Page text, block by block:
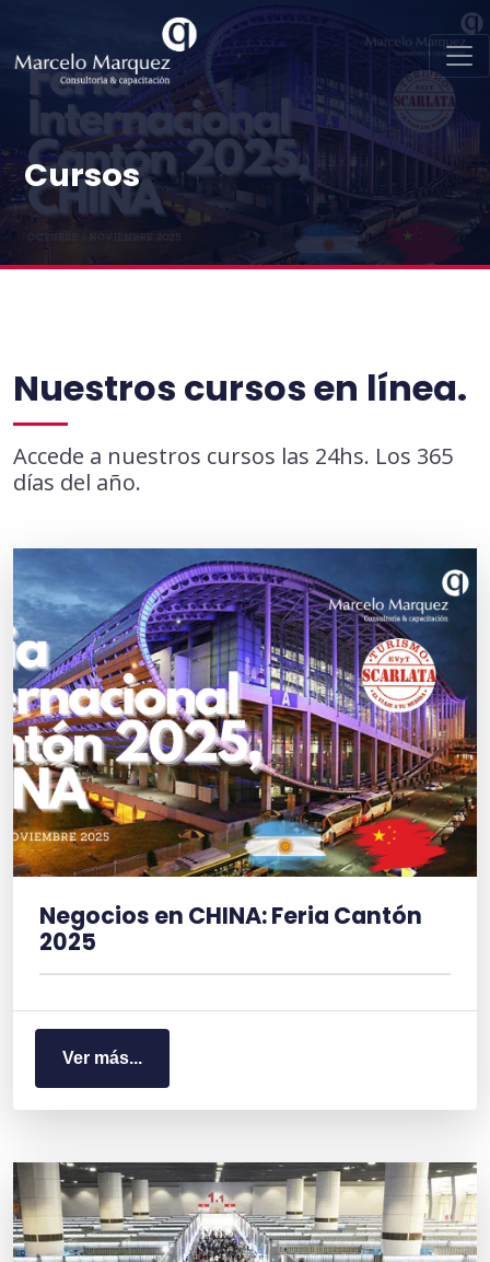
NAVEGACIÓN PRINCIPAL
Cursos
Nuestros cursos en línea.
Accede a nuestros cursos las 24hs. Los 365
días del año.
Negocios en CHINA: Feria Cantón
2025
Ver más...